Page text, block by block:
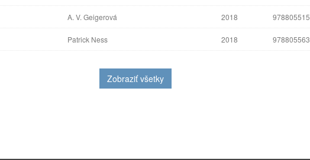
A. V. Geigerová 2018
Patrick Ness 2018
Zobraziť všetky